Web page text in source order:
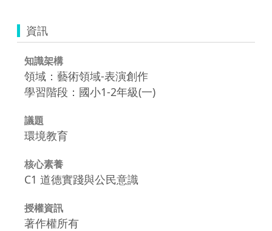
資訊
知識架構
領域：藝術領域-表演創作
學習階段：國小1-2年級(一)
議題
環境教育
核心素養
C1 道德實踐與公民意識
授權資訊
著作權所有